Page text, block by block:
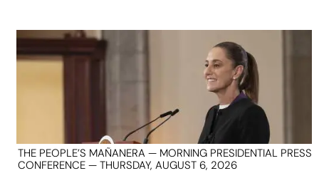
THE PEOPLE’S MAÑANERA — MORNING PRESIDENTIAL PRESS
CONFERENCE — THURSDAY, AUGUST 6, 2026